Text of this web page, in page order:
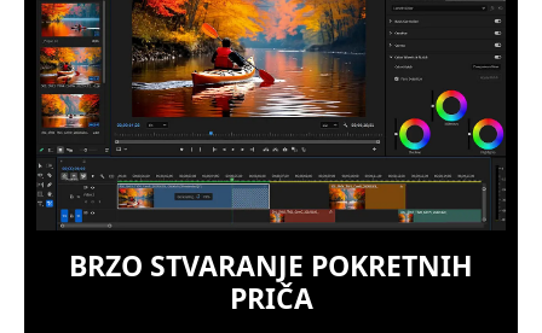
BRZO STVARANJE POKRETNIH
PRIČA